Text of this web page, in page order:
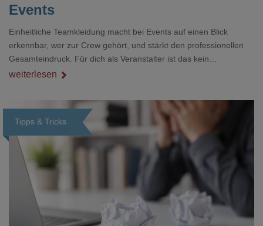
Events
Einheitliche Teamkleidung macht bei Events auf einen Blick
erkennbar, wer zur Crew gehört, und stärkt den professionellen
Gesamteindruck. Für dich als Veranstalter ist das kein
Nebenthema: Bei Textilien mit Stickerei oder mehreren
weiterlesen
Tipps & Tricks
Loading...